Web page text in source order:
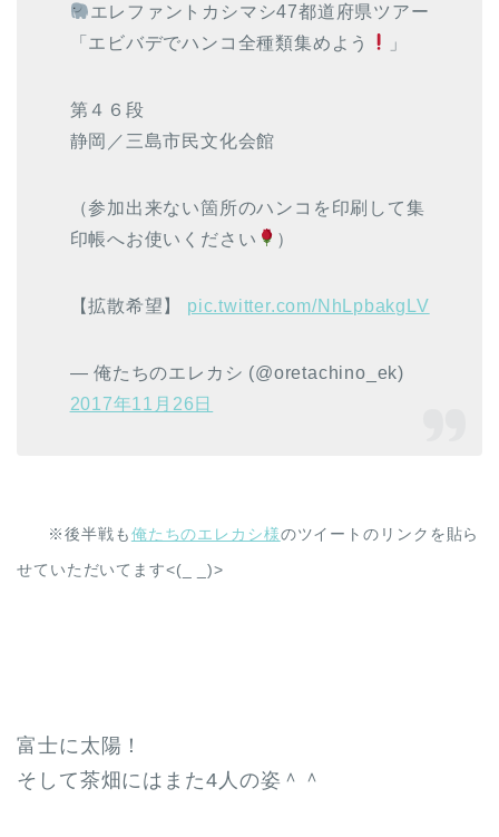
エレファントカシマシ47都道府県ツアー
「エビバデでハンコ全種類集めよう
」
第４６段
静岡／三島市民文化会館
（参加出来ない箇所のハンコを印刷して集
印帳へお使いください
）
【拡散希望】 pic.twitter.com/NhLpbakgLV
— 俺たちのエレカシ (@oretachino_ek)
2017年11月26日
※後半戦も俺たちのエレカシ様のツイートのリンクを貼ら
せていただいてます<(_ _)>
富士に太陽！
そして茶畑にはまた4人の姿＾＾